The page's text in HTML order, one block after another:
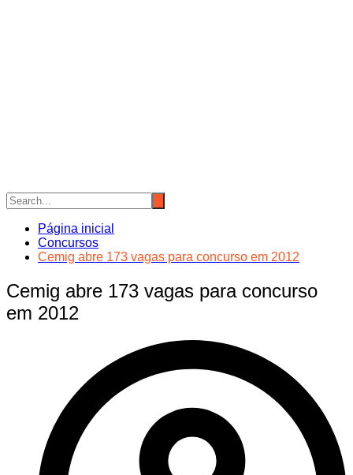
Página inicial
Concursos
Cemig abre 173 vagas para concurso em 2012
Cemig abre 173 vagas para concurso
em 2012